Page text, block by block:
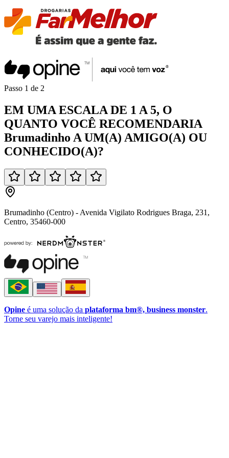
Passo 1 de 2
EM UMA ESCALA DE 1 A 5, O
QUANTO VOCÊ RECOMENDARIA
Brumadinho A UM(A) AMIGO(A) OU
CONHECIDO(A)?
Brumadinho (Centro) - Avenida Vigilato Rodrigues Braga, 231,
Centro, 35460-000
Opine é uma solução da plataforma bm®, business monster.
Torne seu varejo mais inteligente!